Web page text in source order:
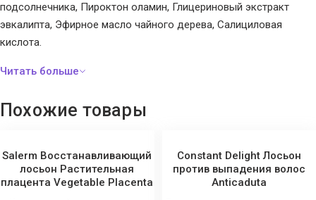
подсолнечника, Пироктон оламин, Глицериновый экстракт
эвкалипта, Эфирное масло чайного дерева, Салициловая
кислота.
Способ применения:
сделайте легкий массаж. Не смывайте. Способ применения в
легкий массаж. Не смывайте.
Похожие товары
Salerm Восстанавливающий
лосьон Растительная
плацента Vegetable Placenta
Constant Delight Лосьон
против выпадения волос
Anticaduta